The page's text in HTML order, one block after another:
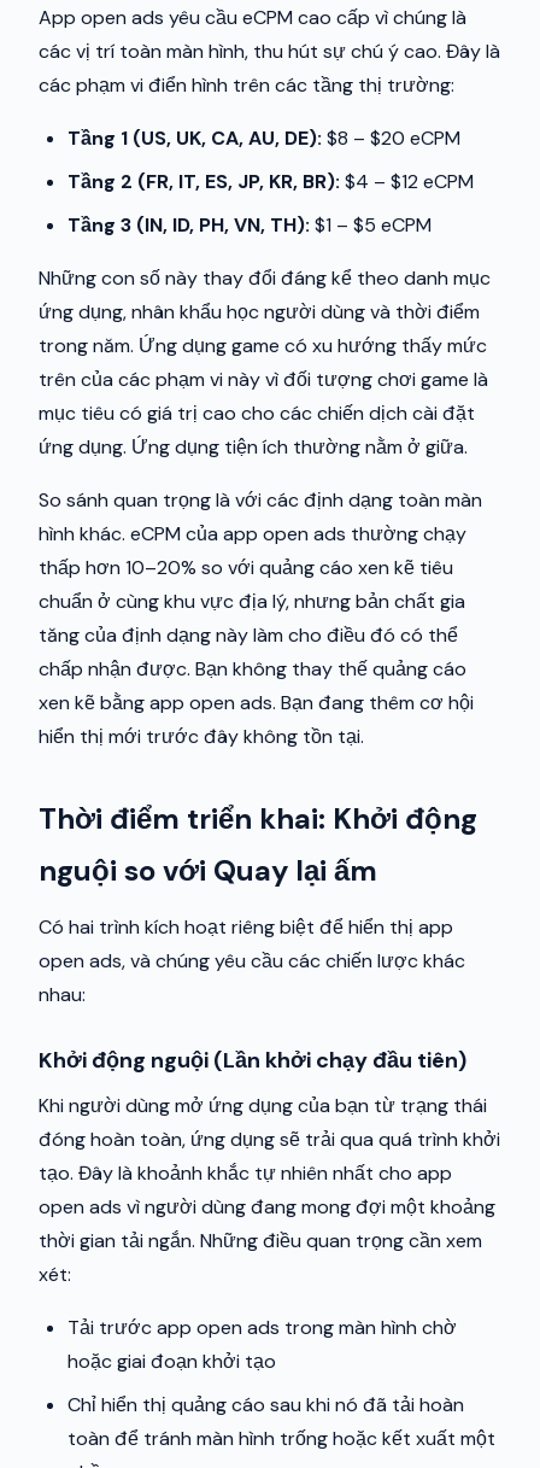
App open ads yêu cầu eCPM cao cấp vì chúng là
các vị trí toàn màn hình, thu hút sự chú ý cao. Đây là
các phạm vi điển hình trên các tầng thị trường:
Tầng 1 (US, UK, CA, AU, DE): $8 – $20 eCPM
Tầng 2 (FR, IT, ES, JP, KR, BR): $4 – $12 eCPM
Tầng 3 (IN, ID, PH, VN, TH): $1 – $5 eCPM
Những con số này thay đổi đáng kể theo danh mục
ứng dụng, nhân khẩu học người dùng và thời điểm
trong năm. Ứng dụng game có xu hướng thấy mức
trên của các phạm vi này vì đối tượng chơi game là
mục tiêu có giá trị cao cho các chiến dịch cài đặt
ứng dụng. Ứng dụng tiện ích thường nằm ở giữa.
So sánh quan trọng là với các định dạng toàn màn
hình khác. eCPM của app open ads thường chạy
thấp hơn 10–20% so với quảng cáo xen kẽ tiêu
chuẩn ở cùng khu vực địa lý, nhưng bản chất gia
tăng của định dạng này làm cho điều đó có thể
chấp nhận được. Bạn không thay thế quảng cáo
xen kẽ bằng app open ads. Bạn đang thêm cơ hội
hiển thị mới trước đây không tồn tại.
Thời điểm triển khai: Khởi động
nguội so với Quay lại ấm
Có hai trình kích hoạt riêng biệt để hiển thị app
open ads, và chúng yêu cầu các chiến lược khác
nhau:
Khởi động nguội (Lần khởi chạy đầu tiên)
Khi người dùng mở ứng dụng của bạn từ trạng thái
đóng hoàn toàn, ứng dụng sẽ trải qua quá trình khởi
tạo. Đây là khoảnh khắc tự nhiên nhất cho app
open ads vì người dùng đang mong đợi một khoảng
thời gian tải ngắn. Những điều quan trọng cần xem
xét:
Tải trước app open ads trong màn hình chờ
hoặc giai đoạn khởi tạo
Chỉ hiển thị quảng cáo sau khi nó đã tải hoàn
toàn để tránh màn hình trống hoặc kết xuất một